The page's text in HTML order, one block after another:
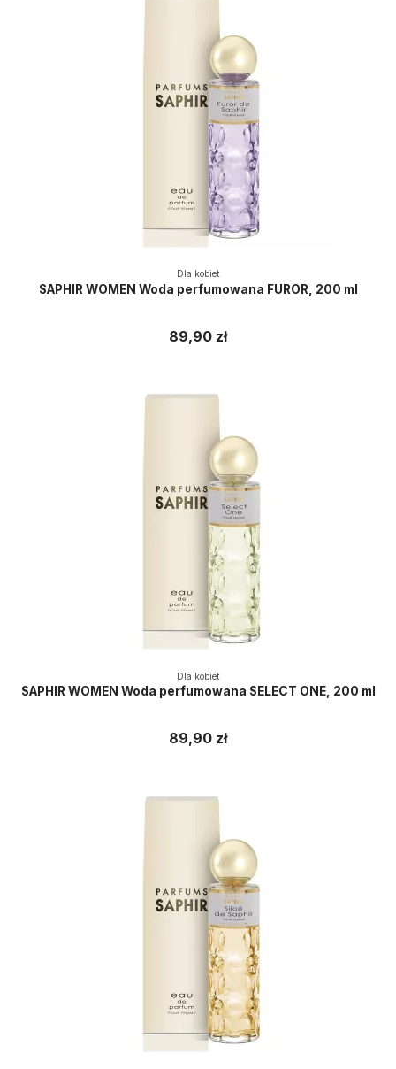
Dla kobiet
SAPHIR WOMEN Woda perfumowana FUROR, 200 ml
89,90 zł
Dla kobiet
SAPHIR WOMEN Woda perfumowana SELECT ONE, 200 ml
89,90 zł